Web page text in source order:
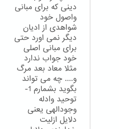
دینی که برای مبانی
واصول خود
شواهدی از ادیان
دیگر نمی اورد حتی
برای مبانی اصلی
خود جواب ندارد
مثلا معاد بعد مرگ
و.... چه می تواند
بگوید بشمارم 1-
توحید وادله
وجودالهی یعنی
دلایل ازلیت